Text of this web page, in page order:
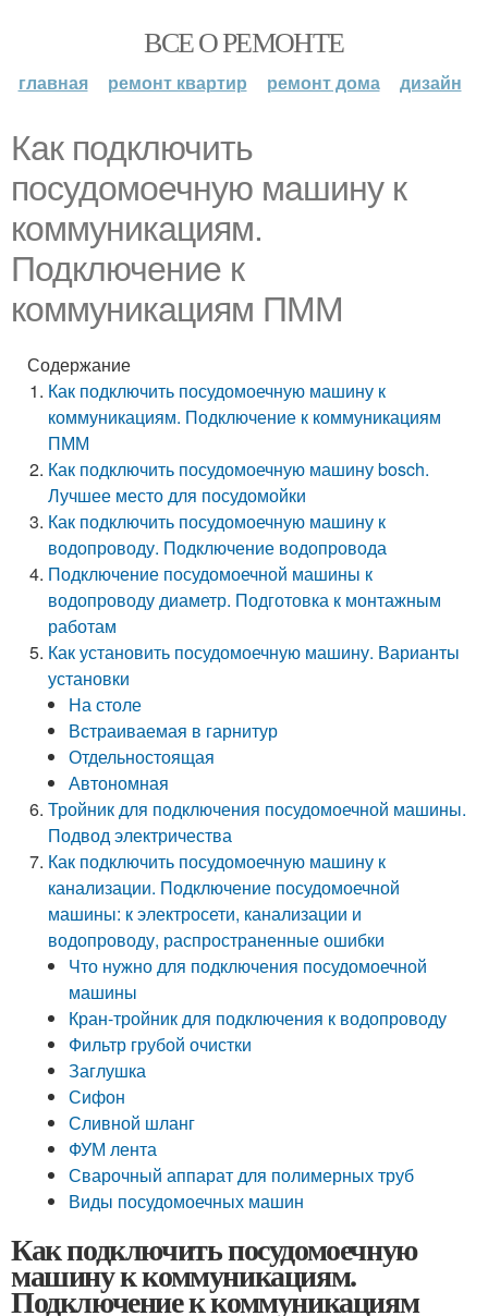
ВСЕ О РЕМОНТЕ
главная ремонт квартир ремонт дома дизайн
Как подключить
посудомоечную машину к
коммуникациям.
Подключение к
коммуникациям ПММ
Содержание
Как подключить посудомоечную машину к
коммуникациям. Подключение к коммуникациям
ПММ
Как подключить посудомоечную машину bosch.
Лучшее место для посудомойки
Как подключить посудомоечную машину к
водопроводу. Подключение водопровода
Подключение посудомоечной машины к
водопроводу диаметр. Подготовка к монтажным
работам
Как установить посудомоечную машину. Варианты
установки
На столе
Встраиваемая в гарнитур
Отдельностоящая
Автономная
Тройник для подключения посудомоечной машины.
Подвод электричества
Как подключить посудомоечную машину к
канализации. Подключение посудомоечной
машины: к электросети, канализации и
водопроводу, распространенные ошибки
Что нужно для подключения посудомоечной
машины
Кран-тройник для подключения к водопроводу
Фильтр грубой очистки
Заглушка
Сифон
Сливной шланг
ФУМ лента
Сварочный аппарат для полимерных труб
Виды посудомоечных машин
Как подключить посудомоечную
машину к коммуникациям.
Подключение к коммуникациям